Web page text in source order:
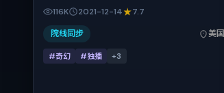
在美国，借跨文化视角下的群像碰撞推进人物
抉择与反转。2021年12月14日于美国首映（贺
与细腻表演的观众。
116K 2021-12-14 7.7
院线同步 美国
#奇幻 #独播 +3